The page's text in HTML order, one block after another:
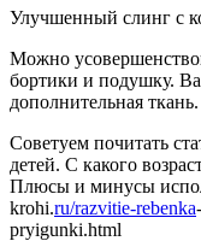
Улучшенный слинг с
Можно
бортики и подушку.
дополнительная ткань.
Советуем почитать
детей. С какого
Плюсы и минусы
krohi.ru/razvitie-rebenka
pryigunki.html